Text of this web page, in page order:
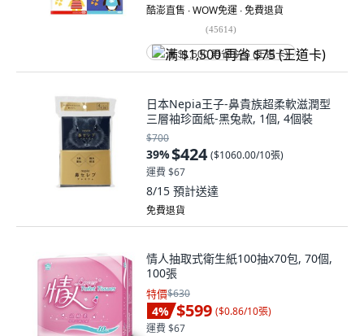
酷澎直售 ∙ WOW免運 ∙ 免費退貨
(45614)
满 $1,500 再省 $75 (王道卡)
日本Nepia王子-鼻貴族超柔軟滋潤型
三層袖珍面紙-黑兔款, 1個, 4個裝
$700
39%$424 ($1060.00/10張)
運費 $67
8/15 預計送達
免費退貨
情人抽取式衛生紙100抽x70包, 70個,
100張
特價$630
4% $599 ($0.86/10張)
運費 $67